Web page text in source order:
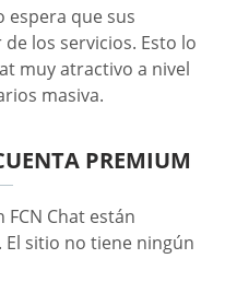
espera que sus
los servicios. Esto lo
muy atractivo a nivel
masiva.
PREMIUM
FCN Chat están
sitio no tiene ningún